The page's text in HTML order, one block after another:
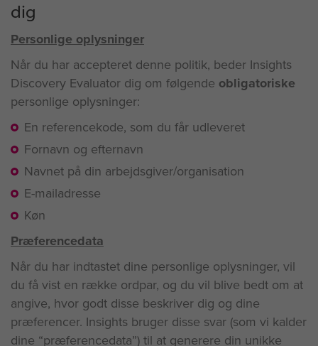
dig
Personlige oplysninger
Når du har accepteret denne politik, beder Insights
Discovery Evaluator dig om følgende obligatoriske
personlige oplysninger:
En referencekode, som du får udleveret
Fornavn og efternavn
Navnet på din arbejdsgiver/organisation
E-mailadresse
Køn
Præferencedata
Når du har indtastet dine personlige oplysninger, vil
du få vist en række ordpar, og du vil blive bedt om at
angive, hvor godt disse beskriver dig og dine
præferencer. Insights bruger disse svar (som vi kalder
dine “præferencedata”) til at generere din unikke